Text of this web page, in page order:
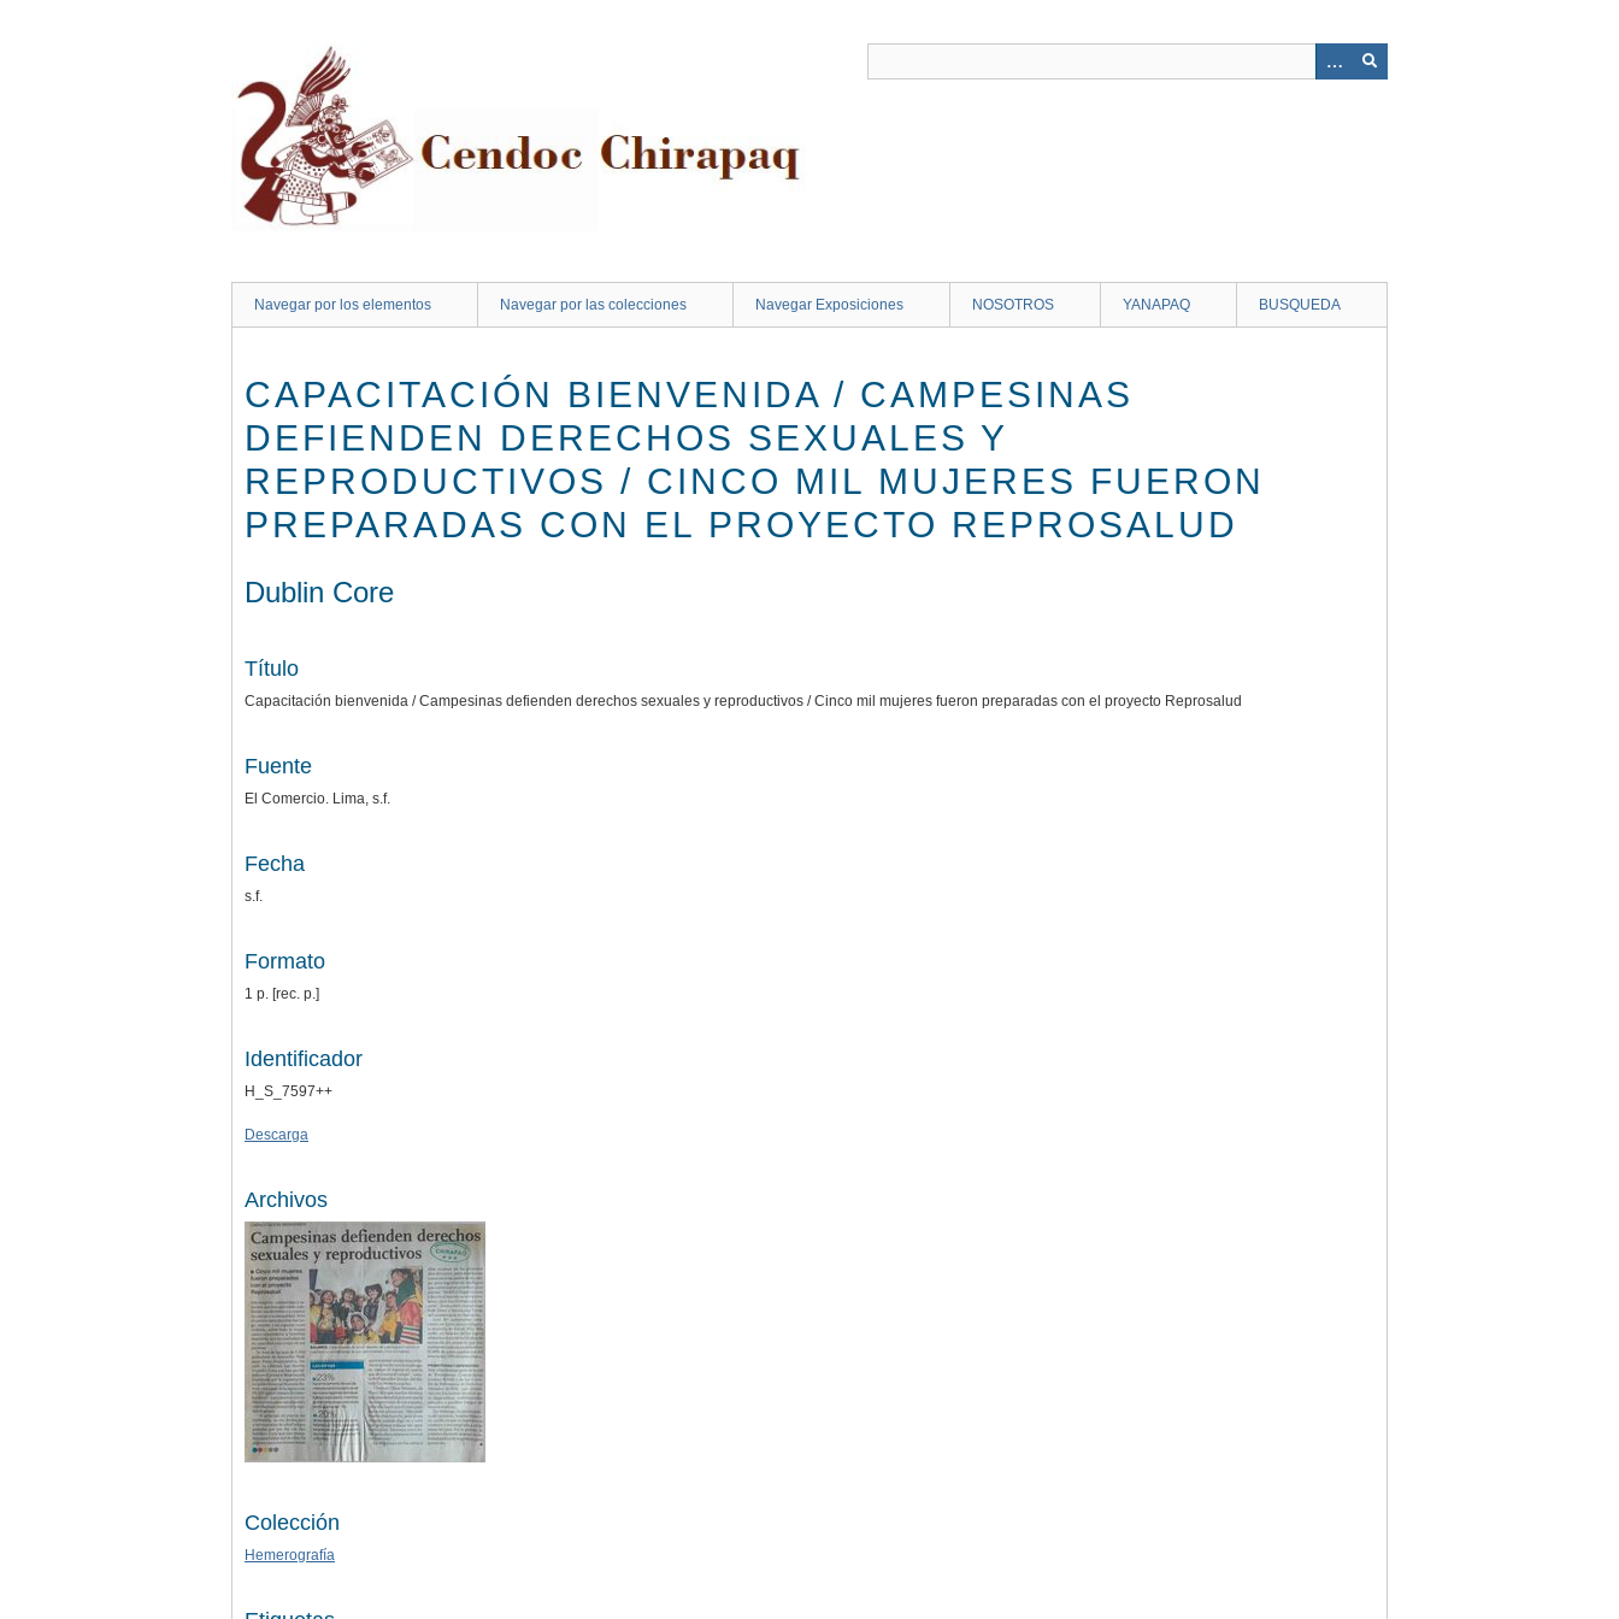
Navegar por los elementos Navegar por las colecciones Navegar Exposiciones NOSOTROS YANAPAQ BUSQUEDA
CAPACITACIÓN BIENVENIDA / CAMPESINAS
DEFIENDEN DERECHOS SEXUALES Y
REPRODUCTIVOS / CINCO MIL MUJERES FUERON
PREPARADAS CON EL PROYECTO REPROSALUD
Dublin Core
Título
Capacitación bienvenida / Campesinas defienden derechos sexuales y reproductivos / Cinco mil mujeres fueron preparadas con el proyecto Reprosalud
Fuente
El Comercio. Lima, s.f.
Fecha
s.f.
Formato
1 p. [rec. p.]
Identificador
H_S_7597++
Descarga
Archivos
Colección
Hemerografía